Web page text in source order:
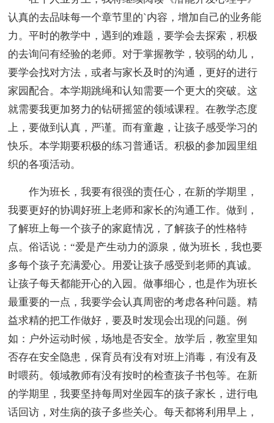
认真的去品味每一个章节里的`内容，增加自己的业务能
力。平时的教学中，遇到的难题，要学会去探索，积极
的去询问有经验的老师。对于掌握教学，较弱的幼儿，
要学会找对方法，或者与家长及时的沟通，更好的进行
家园配合。本学期跳绳和认知需要一个更大的突破。这
就需要我更加努力的钻研摇篮的领域课程。在教学态度
上，要做到认真，严谨。而有童趣，让孩子感受学习的
快乐。本学期要积极的练习普通话。积极的参加园里组
织的各项活动。
作为班长，我要有很强的责任心，在新的学期里，
我要更好的协调好班上老师和家长的沟通工作。做到，
了解班上每一个孩子的家庭情况，了解孩子的性格特
点。俗话说：“爱是产生动力的源泉，做为班长，我也要
多每个孩子充满爱心。用爱让孩子感受到老师的真诚。
让孩子每天都能开心的入园。做事细心，也是作为班长
最重要的一点，我要学会认真周密的考虑各种问题。精
益求精的把工作做好，要及时发现会出现的问题。例
如：户外运动时候，场地是否安全。放学后，教室里知
否存在安全隐患，保育员有没有对班上消毒，有没有及
时喂药。领域教师有没有按时的检查孩子书包等。在新
的学期里，我要坚持每周对坐园车的孩子家长，进行电
话回访，对生病的孩子多些关心。每天都将利用早上，